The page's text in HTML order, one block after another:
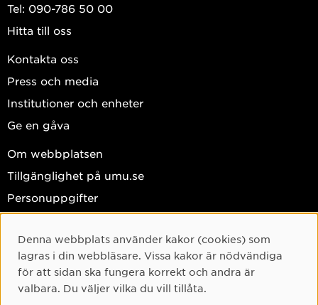
Tel: 090-786 50 00
Hitta till oss
Kontakta oss
Press och media
Institutioner och enheter
Ge en gåva
Om webbplatsen
Tillgänglighet på umu.se
Personuppgifter
Facebook
Instagram
TikTok
Cookie-samtycke
Denna webbplats använder kakor (cookies) som
lagras i din webbläsare. Vissa kakor är nödvändiga
för att sidan ska fungera korrekt och andra är
valbara. Du väljer vilka du vill tillåta.